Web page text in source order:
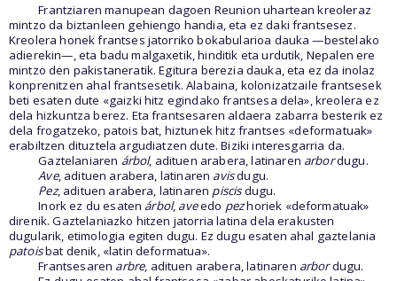
Frantziaren manupean dagoen Reunion uhartean kreoleraz
mintzo da biztanleen gehiengo handia, eta ez daki frantsesez.
Kreolera honek frantses jatorriko bokabularioa dauka —bestelako
adierekin—, eta badu malgaxetik, hinditik eta urdutik, Nepalen ere
mintzo den pakistaneratik. Egitura berezia dauka, eta ez da inolaz
konprenitzen ahal frantsesetik. Alabaina, kolonizatzaile frantsesek
beti esaten dute «gaizki hitz egindako frantsesa dela», kreolera ez
dela hizkuntza berez. Eta frantsesaren aldaera zabarra besterik ez
dela frogatzeko, patois bat, hiztunek hitz frantses «deformatuak»
erabiltzen dituztela argudiatzen dute. Biziki interesgarria da.
Gaztelaniaren árbol, adituen arabera, latinaren arbordugu.
Ave, adituen arabera, latinaren avisdugu.
Pez, adituen arabera, latinaren piscisdugu.
Inork ez du esaten árbol, aveedo pezhoriek «deformatuak»
direnik. Gaztelaniazko hitzen jatorria latina dela erakusten
dugularik, etimologia egiten dugu. Ez dugu esaten ahal gaztelania
patoisbat denik, «latin deformatua».
Frantsesaren arbre, adituen arabera, latinaren arbordugu.